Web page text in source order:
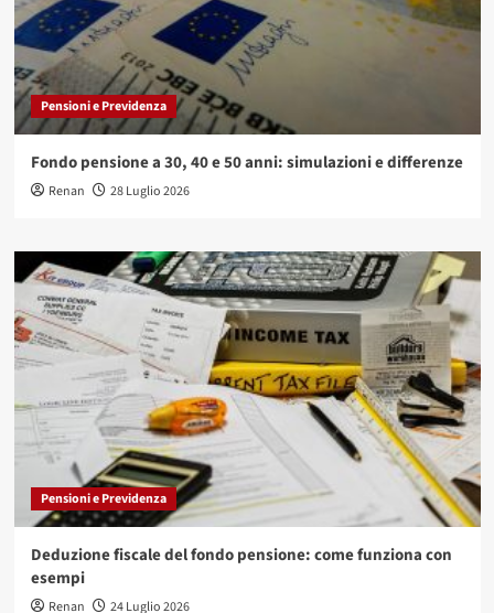
Pensioni e Previdenza
Fondo pensione a 30, 40 e 50 anni: simulazioni e differenze
Renan 28 Luglio 2026
Pensioni e Previdenza
Deduzione fiscale del fondo pensione: come funziona con
esempi
Renan 24 Luglio 2026